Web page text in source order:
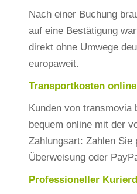
Nach einer Buchung
auf eine Bestätigung
direkt ohne Umwege
europaweit.
Transportkosten
Kunden von transmovia
bequem online mit der
Zahlungsart: Zahlen Sie
Überweisung oder
Professioneller